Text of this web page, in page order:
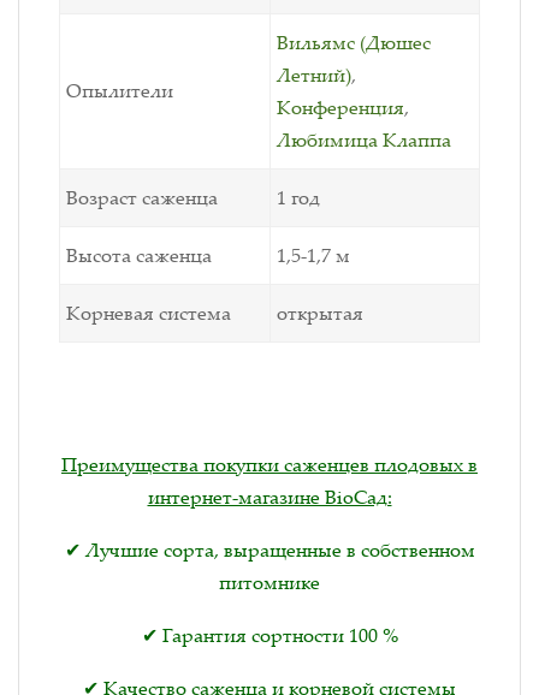
Опылители
Вильямс (Дюшес
Летний),
Конференция,
Любимица Клаппа
Возраст саженца 1 год
Высота саженца 1,5-1,7 м
Корневая система открытая
Преимущества покупки саженцев плодовых в
интернет-магазине BioСад:
✔ Лучшие сорта, выращенные в собственном
питомнике
✔ Гарантия сортности 100 %
✔ Качество саженца и корневой системы